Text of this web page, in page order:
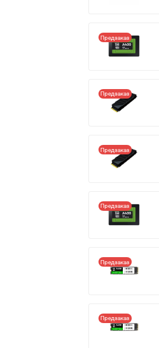
Предзаказ
Предзаказ
Предзаказ
Предзаказ
Предзаказ
Предзаказ